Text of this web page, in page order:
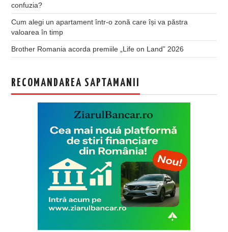
confuzia?
Cum alegi un apartament într-o zonă care își va păstra
valoarea în timp
Brother Romania acorda premiile „Life on Land” 2026
RECOMANDAREA SAPTAMANII